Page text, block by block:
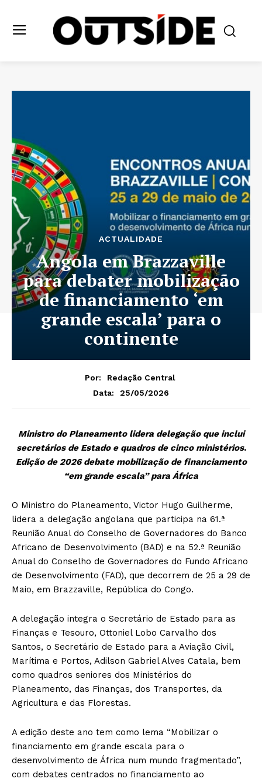
ACTUALIDADE
Angola em Brazzaville
para debater mobilização
de financiamento ‘em
grande escala’ para o
continente
Por:
Redação Central
Data:
25/05/2026
Ministro do Planeamento lidera delegação que inclui
secretários de Estado e quadros de cinco ministérios.
Edição de 2026 debate mobilização de financiamento
“em grande escala” para África
O Ministro do Planeamento, Victor Hugo Guilherme,
lidera a delegação angolana que participa na 61.ª
Reunião Anual do Conselho de Governadores do Banco
Africano de Desenvolvimento (BAD) e na 52.ª Reunião
Anual do Conselho de Governadores do Fundo Africano
de Desenvolvimento (FAD), que decorrem de 25 a 29 de
Maio, em Brazzaville, República do Congo.
A delegação integra o Secretário de Estado para as
Finanças e Tesouro, Ottoniel Lobo Carvalho dos
Santos, o Secretário de Estado para a Aviação Civil,
Marítima e Portos, Adilson Gabriel Alves Catala, bem
como quadros seniores dos Ministérios do
Planeamento, das Finanças, dos Transportes, da
Agricultura e das Florestas.
A edição deste ano tem como lema “Mobilizar o
financiamento em grande escala para o
desenvolvimento de África num mundo fragmentado”,
com debates centrados no financiamento ao